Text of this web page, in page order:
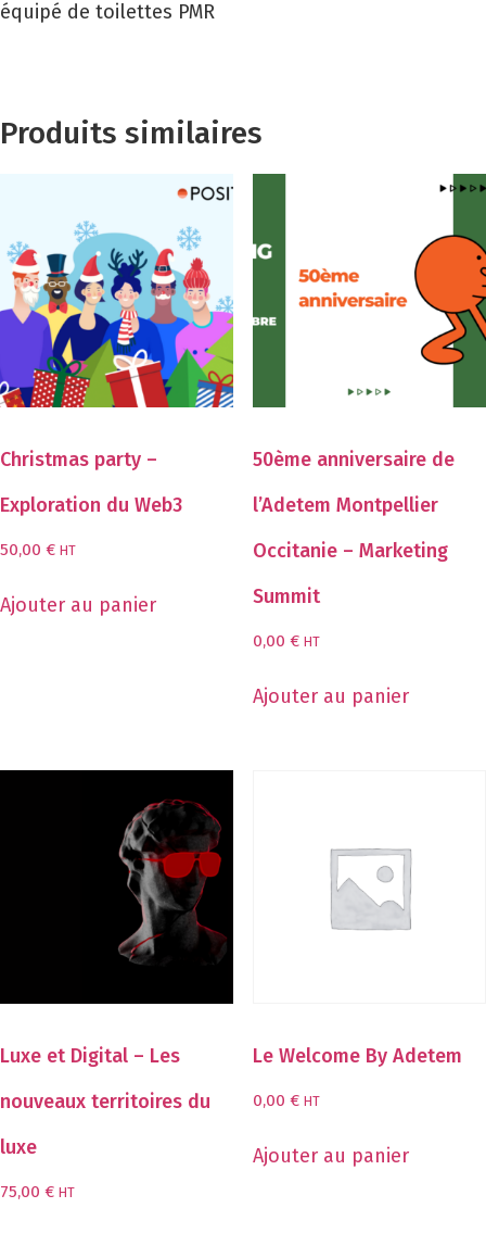
équipé de toilettes PMR
Produits similaires
Christmas party –
Exploration du Web3
50,00 € HT
Ajouter au panier
50ème anniversaire de
l’Adetem Montpellier
Occitanie – Marketing
Summit
0,00 € HT
Ajouter au panier
Luxe et Digital – Les
nouveaux territoires du
luxe
75,00 € HT
Le Welcome By Adetem
0,00 € HT
Ajouter au panier